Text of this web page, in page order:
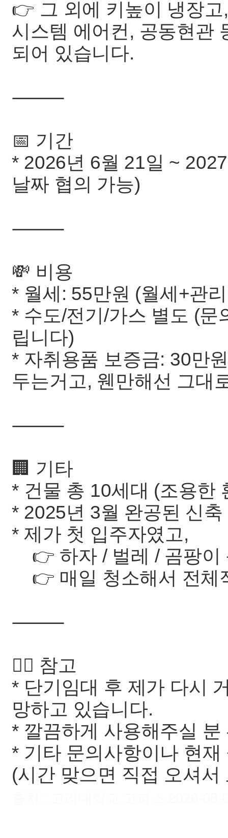
👉 그 외에 키높이 냉장
시스템 에어컨, 공동현관
되어 있습니다.
⸻
📅 기간
* 2026년 6월 21일 ~
날짜 협의 가능)
⸻
💸 비용
* 월세: 55만원 (월세+관
* 수도/전기/가스 별도 (문
립니다)
* 자취용품 보증금: 30만
두는거고, 웬만해선 그대
⸻
🏢 기타
* 건물 총 10세대 (조용한
* 2025년 3월 완공된 신축
* 제가 첫 입주자였고,
👉 하자 / 벌레 / 곰팡이
👉 매일 청소해서 전체
⸻
🙋‍♀️ 참고
* 단기임대 후 제가 다시
망하고 있습니다.
* 깔끔하게 사용해주실 분
* 기타 문의사항이나 현
(시간 맞으면 직접 오셔